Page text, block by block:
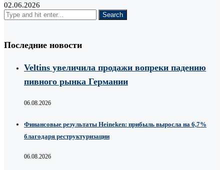
02.06.2026
Последние новости
Veltins увеличила продажи вопреки падению
пивного рынка Германии
06.08.2026
Финансовые результаты Heineken: прибыль выросла на 6,7%
благодаря реструктуризации
06.08.2026